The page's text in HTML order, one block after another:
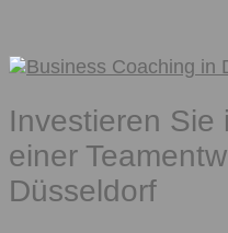
Investieren Sie
einer
Düsseldorf